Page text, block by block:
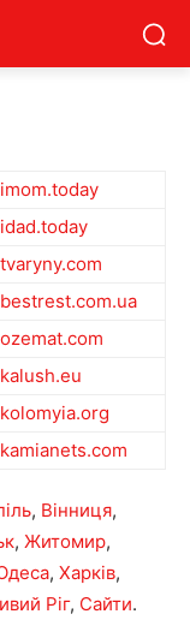
imom.today
idad.today
tvaryny.com
bestrest.com.ua
ozemat.com
kalush.eu
kolomyia.org
kamianets.com
, Вінниця,
, Житомир,
, Харків,
Ріг, Сайти.